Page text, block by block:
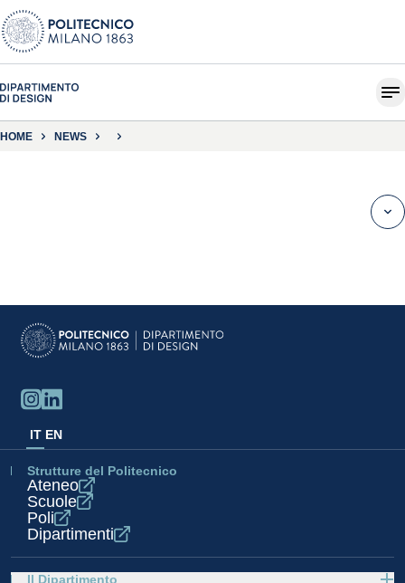
HOME NEWS
IT EN
Strutture del Politecnico
Ateneo
Scuole
Poli
Dipartimenti
Il Dipartimento